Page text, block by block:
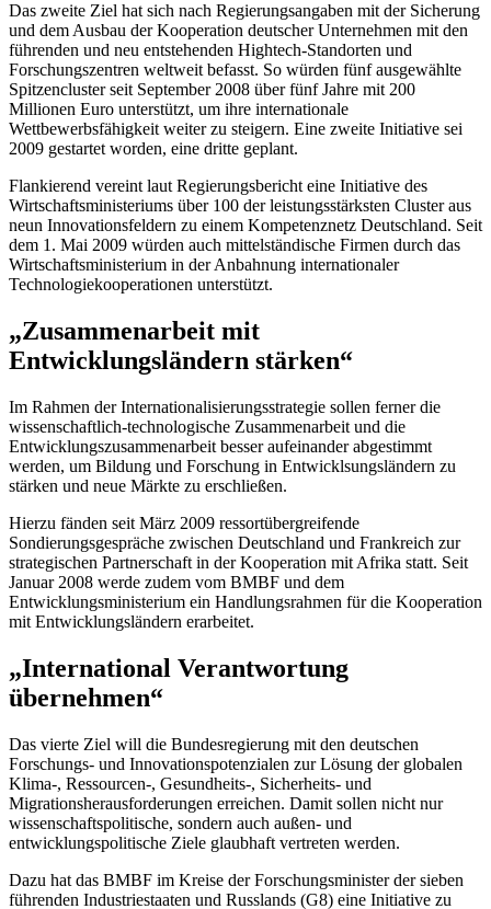
Das zweite Ziel hat sich nach Regierungsangaben mit der Sicherung
und dem Ausbau der Kooperation deutscher Unternehmen mit den
führenden und neu entstehenden Hightech-Standorten und
Forschungszentren weltweit befasst. So würden fünf ausgewählte
Spitzencluster seit September 2008 über fünf Jahre mit 200
Millionen Euro unterstützt, um ihre internationale
Wettbewerbsfähigkeit weiter zu steigern. Eine zweite Initiative sei
2009 gestartet worden, eine dritte geplant.
Flankierend vereint laut Regierungsbericht eine Initiative des
Wirtschaftsministeriums über 100 der leistungsstärksten Cluster aus
neun Innovationsfeldern zu einem Kompetenznetz Deutschland. Seit
dem 1. Mai 2009 würden auch mittelständische Firmen durch das
Wirtschaftsministerium in der Anbahnung internationaler
Technologiekooperationen unterstützt.
„Zusammenarbeit mit
Entwicklungsländern stärken“
Im Rahmen der Internationalisierungsstrategie sollen ferner die
wissenschaftlich-technologische Zusammenarbeit und die
Entwicklungszusammenarbeit besser aufeinander abgestimmt
werden, um Bildung und Forschung in Entwicklsungsländern zu
stärken und neue Märkte zu erschließen.
Hierzu fänden seit März 2009 ressortübergreifende
Sondierungsgespräche zwischen Deutschland und Frankreich zur
strategischen Partnerschaft in der Kooperation mit Afrika statt. Seit
Januar 2008 werde zudem vom BMBF und dem
Entwicklungsministerium ein Handlungsrahmen für die Kooperation
mit Entwicklungsländern erarbeitet.
„International Verantwortung
übernehmen“
Das vierte Ziel will die Bundesregierung mit den deutschen
Forschungs- und Innovationspotenzialen zur Lösung der globalen
Klima-, Ressourcen-, Gesundheits-, Sicherheits- und
Migrationsherausforderungen erreichen. Damit sollen nicht nur
wissenschaftspolitische, sondern auch außen- und
entwicklungspolitische Ziele glaubhaft vertreten werden.
Dazu hat das BMBF im Kreise der Forschungsminister der sieben
führenden Industriestaaten und Russlands (G8) eine Initiative zu